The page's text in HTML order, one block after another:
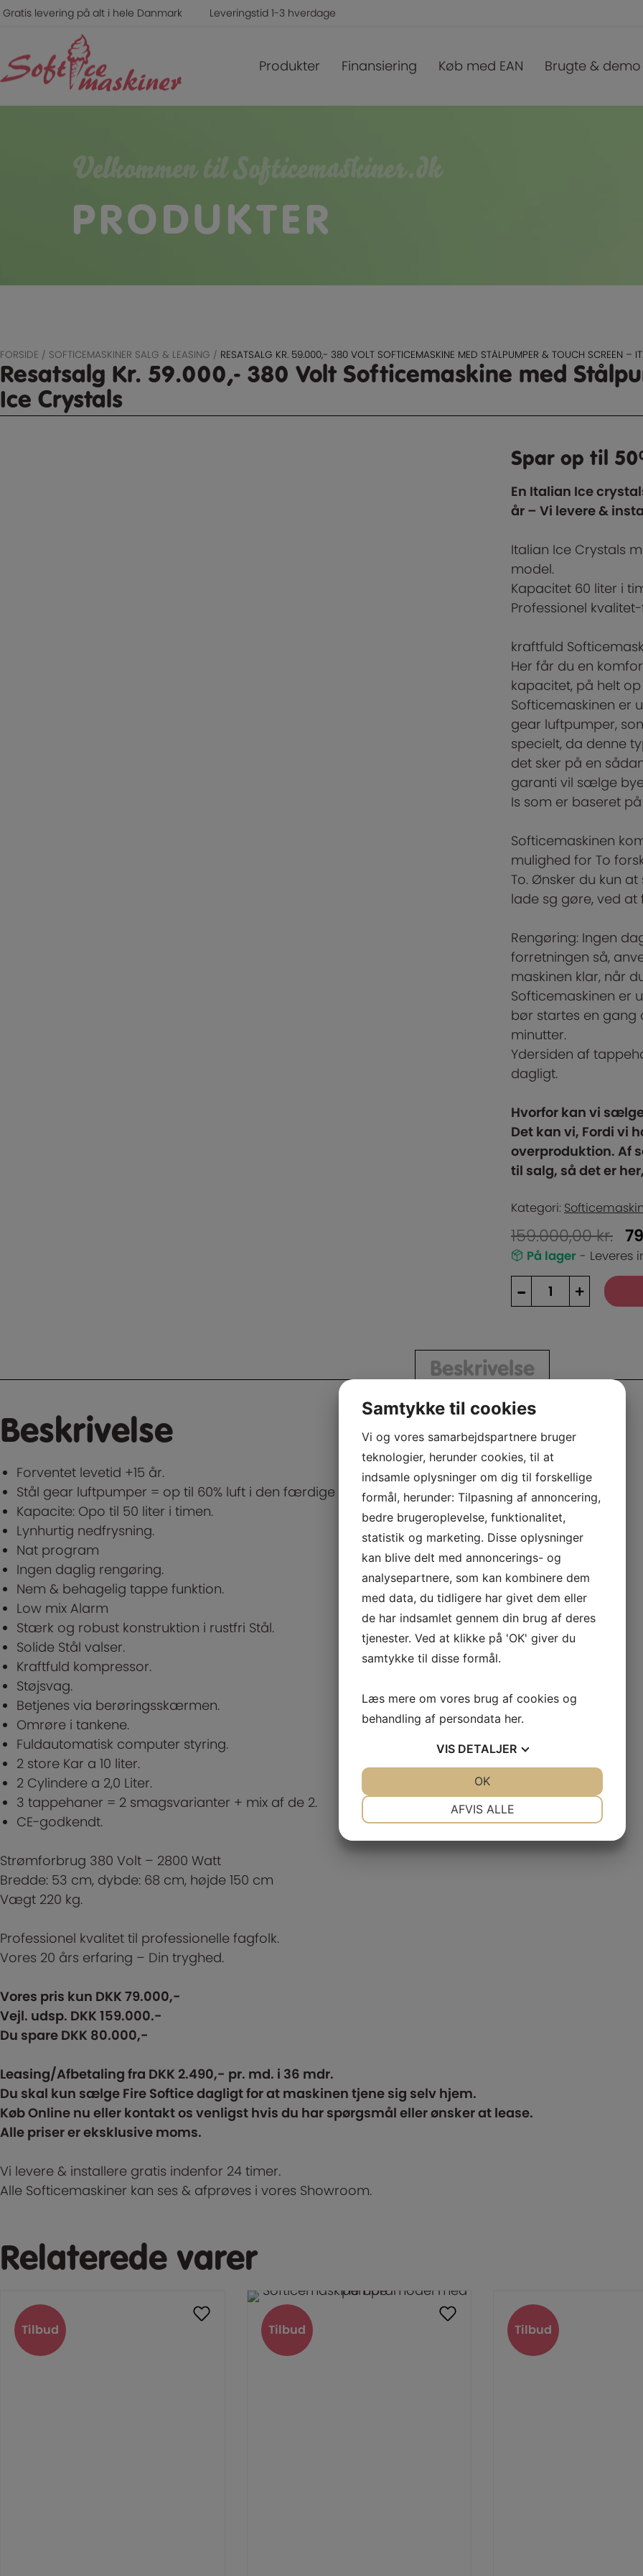
Hop
Gratis levering på alt i hele Danmark Leveringstid 1-3 hverdage
Produkter Finansiering Køb med EAN Brugte & demo
Velkommen til Softicemaskiner.dk
PRODUKTER
FORSIDE / SOFTICEMASKINER SALG & LEASING / RESATSALG KR. 59.000,- 380 VOLT SOFTICEMASKINE MED STÅLPUMPER & TOUCH SCREEN –
Resatsalg Kr. 59.000,- 380 Volt Softicemaskine med
Ice Crystals
Spar op til
En Italian Ice
år – Vi levere &
Italian Ice Crystals
model.
Kapacitet 60 liter i
Professionel
kraftfuld
Her får du en
kapacitet, på helt
Softicemaskinen er
gear luftpumper,
specielt, da denne
det sker på en
garanti vil sælge
Is som er baseret
Softicemaskinen
mulighed for To
To. Ønsker du kun
lade sg gøre, ved at
Rengøring: Ingen
forretningen så,
maskinen klar, når
Softicemaskinen er
bør startes en gang
minutter.
Ydersiden af
dagligt.
Hvorfor kan vi
Det kan vi, Fordi vi
overproduktion. Af
til salg, så det er
Kategori:
159.000,00kr.
På lager- Leveres
–
Resatsalg
Kr.
Volt
Softicemaskine
med
Stålpumper
&
Touch
screen
–
Italian
Ice
Crystals
antal
+
Beskrivelse
Beskrivelse
Forventet levetid +15 år.
Stål gear luftpumper = op til 60% luft i den færdige Softice.
Kapacite: Opo til 50 liter i timen.
Lynhurtig nedfrysning.
Nat program
Ingen daglig rengøring.
Nem & behagelig tappe funktion.
Low mix Alarm
Stærk og robust konstruktion i rustfri Stål.
Solide Stål valser.
Kraftfuld kompressor.
Støjsvag.
Betjenes via berøringsskærmen.
Omrøre i tankene.
Fuldautomatisk computer styring.
2 store Kar a 10 liter.
2 Cylindere a 2,0 Liter.
3 tappehaner = 2 smagsvarianter + mix af de 2.
CE-godkendt.
Strømforbrug 380 Volt – 2800 Watt
Bredde: 53 cm, dybde: 68 cm, højde 150 cm
Vægt 220 kg.
Professionel kvalitet til professionelle fagfolk.
Vores 20 års erfaring – Din tryghed.
Vores pris kun DKK 79.000,-
Vejl. udsp. DKK 159.000.-
Du spare DKK 80.000,-
Leasing/Afbetaling fra DKK 2.490,- pr. md. i 36 mdr.
Du skal kun sælge Fire Softice dagligt for at maskinen tjene sig selv hjem.
Køb Online nu eller kontakt os venligst hvis du har spørgsmål eller ønsker at lease.
Alle priser er eksklusive moms.
Vi levere & installere gratis indenfor 24 timer.
Alle Softicemaskiner kan ses & afprøves i vores Showroom.
Relaterede varer
Tilbud
Tilbud
Tilbud
Tilbud
Tilbud
Tilbud
Samtykke til cookies
Vi og vores samarbejdspartnere bruger
teknologier, herunder cookies, til at
indsamle oplysninger om dig til forskellige
formål, herunder: Tilpasning af annoncering,
bedre brugeroplevelse, funktionalitet,
statistik og marketing. Disse oplysninger
kan blive delt med annoncerings- og
analysepartnere, som kan kombinere dem
med data, du tidligere har givet dem eller
de har indsamlet gennem din brug af deres
tjenester. Ved at klikke på 'OK' giver du
samtykke til disse formål.
Læs mere om vores brug af cookies og
behandling af persondata her.
VIS DETALJER
AFVIS ALLE
OK